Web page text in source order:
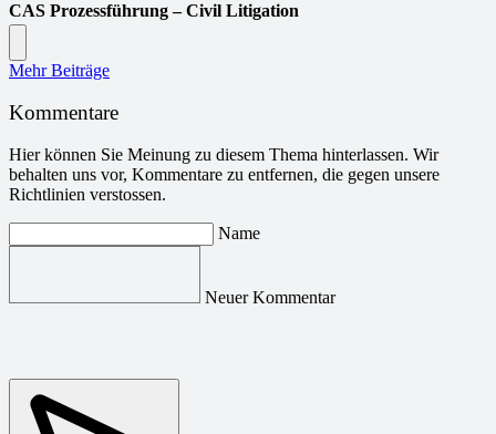
CAS Prozessführung – Civil Litigation
Mehr Beiträge
Kommentare
Hier können Sie Meinung zu diesem Thema hinterlassen. Wir
behalten uns vor, Kommentare zu entfernen, die gegen unsere
Richtlinien verstossen.
Name
Neuer Kommentar